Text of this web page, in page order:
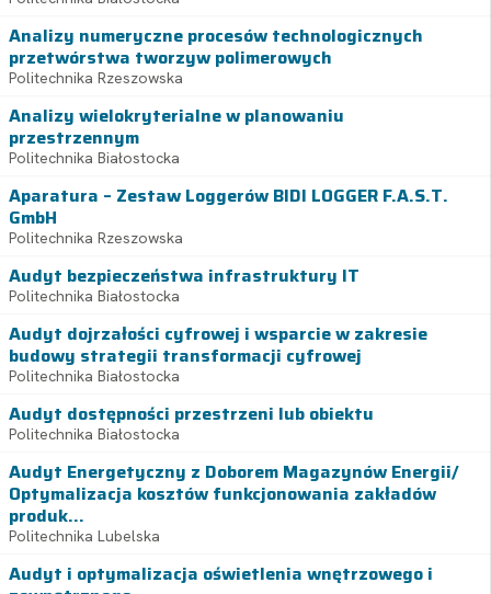
Analizy numeryczne procesów technologicznych
przetwórstwa tworzyw polimerowych
Politechnika Rzeszowska
Analizy wielokryterialne w planowaniu
przestrzennym
Politechnika Białostocka
Aparatura – Zestaw Loggerów BIDI LOGGER F.A.S.T.
GmbH
Politechnika Rzeszowska
Audyt bezpieczeństwa infrastruktury IT
Politechnika Białostocka
Audyt dojrzałości cyfrowej i wsparcie w zakresie
budowy strategii transformacji cyfrowej
Politechnika Białostocka
Audyt dostępności przestrzeni lub obiektu
Politechnika Białostocka
Audyt Energetyczny z Doborem Magazynów Energii/
Optymalizacja kosztów funkcjonowania zakładów
produk...
Politechnika Lubelska
Audyt i optymalizacja oświetlenia wnętrzowego i